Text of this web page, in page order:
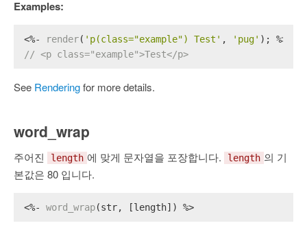
Examples:
<%- render( 'p(class="example") Test' , 'pug' ); %>
// <p class="example">Test</p>
See Renderingfor more details.
word_wrap
주어진 length 에 맞게 문자열을 포장합니다. length 의 기
본값은 80 입니다.
<%- word_wrap(str, [length]) %>